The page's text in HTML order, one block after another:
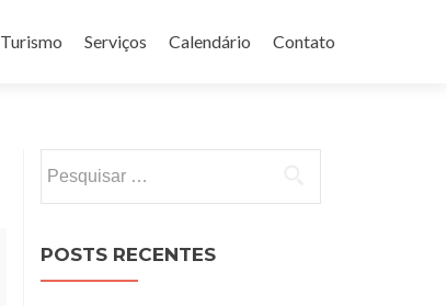
Turismo Serviços Calendário Contato
por:
POSTS RECENTES